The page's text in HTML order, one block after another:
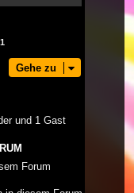
1
Gehe zu
und 1 Gast
Forum